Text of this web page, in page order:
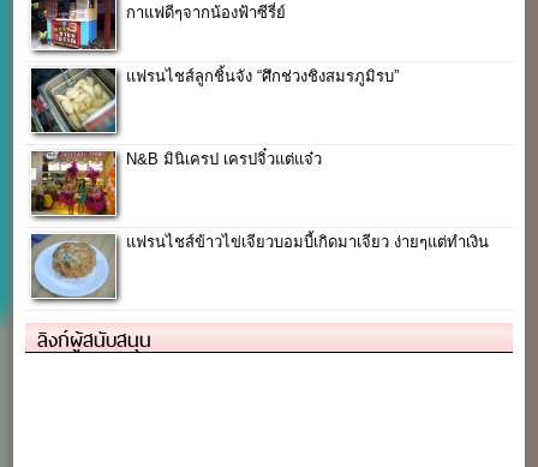
กาแฟดีๆจากน้องฟ้าซีรี่ย์
แฟรนไชส์ลูกชิ้นจัง “ศึกช่วงชิงสมรภูมิรบ”
N&B มินิเครป เครปจิ๋วแต่แจ๋ว
แฟรนไชส์ข้าวไข่เจียวบอมบี้เกิดมาเจียว ง่ายๆแต่ทำเงิน
ลิงก์ผู้สนับสนุน